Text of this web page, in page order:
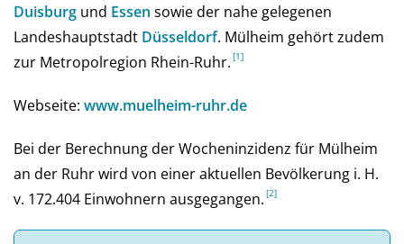
Duisburg und Essen sowie der nahe gelegenen
Landeshauptstadt Düsseldorf. Mülheim gehört zudem
zur Metropolregion Rhein-Ruhr.
Webseite: www.muelheim-ruhr.de
Bei der Be­rech­nung der Wochen­inzi­denz für Mülheim
an der Ruhr wird von einer aktu­el­len Be­völ­ke­rung i. H.
v. 172.404 Ein­woh­nern aus­ge­gan­gen.